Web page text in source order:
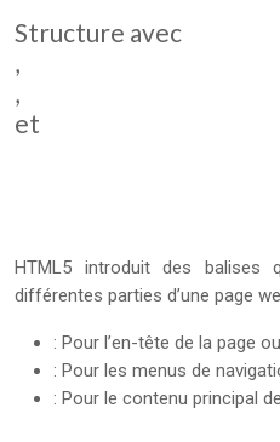
Structure avec
,
,
et
HTML5 introduit des balises
différentes parties d’une page
: Pour l’en-tête de la page
: Pour les menus de
: Pour le contenu principal